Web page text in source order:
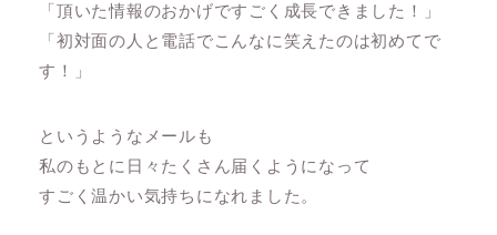
「頂いた情報のおかげですごく成長できました！」
「初対面の人と電話でこんなに笑えたのは初めてで
す！」
というようなメールも
私のもとに日々たくさん届くようになって
すごく温かい気持ちになれました。